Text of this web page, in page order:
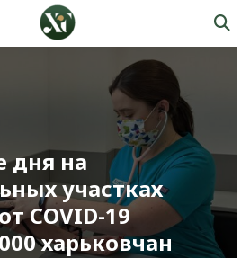
дня на
участках
COVID-19
харьковчан